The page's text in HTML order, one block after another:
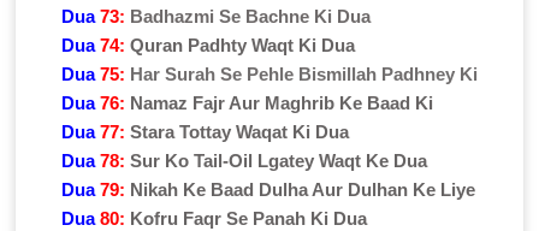
Dua 73: Badhazmi Se Bachne Ki Dua
Dua 74: Quran Padhty Waqt Ki Dua
Dua 75: Har Surah Se Pehle Bismillah Padhney Ki
Dua 76: Namaz Fajr Aur Maghrib Ke Baad Ki
Dua 77: Stara Tottay Waqat Ki Dua
Dua 78: Sur Ko Tail-Oil Lgatey Waqt Ke Dua
Dua 79: Nikah Ke Baad Dulha Aur Dulhan Ke Liye
Dua 80: Kofru Faqr Se Panah Ki Dua